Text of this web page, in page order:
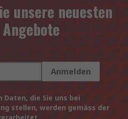
unsere neuesten
Anmelden
Daten, die Sie uns bei
stellen, werden gemäss der